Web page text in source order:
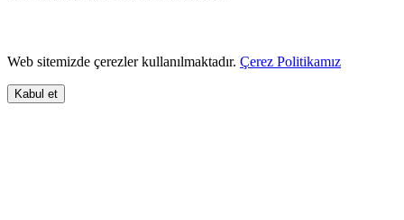
Web sitemizde çerezler kullanılmaktadır. Çerez Politikamız
Kabul et